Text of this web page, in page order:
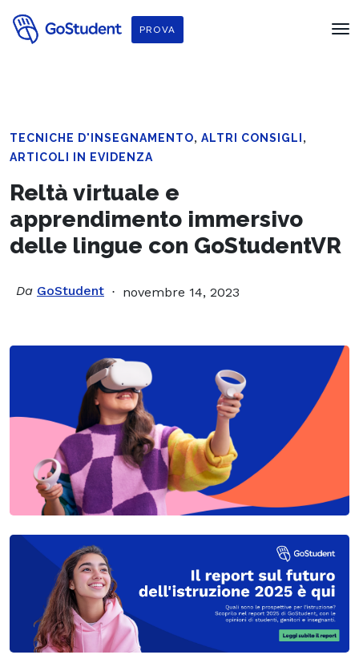
PROVA
TECNICHE D'INSEGNAMENTO, ALTRI CONSIGLI ,
ARTICOLI IN EVIDENZA
Reltà virtuale e
apprendimento immersivo
delle lingue con GoStudentVR
Da GoStudent novembre 14, 2023